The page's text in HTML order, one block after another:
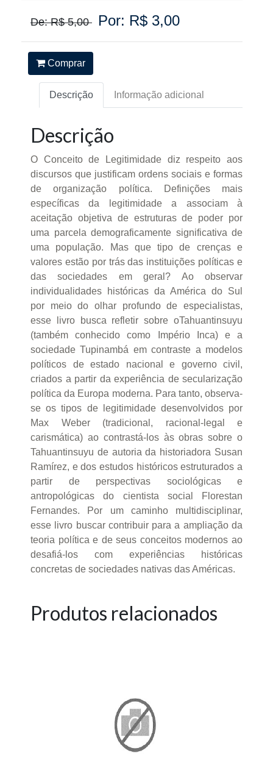
De: R$ 5,00 Por: R$ 3,00
Comprar
Descrição Informação adicional
Descrição
O Conceito de Legitimidade diz respeito aos
discursos que justificam ordens sociais e formas
de organização política. Definições mais
específicas da legitimidade a associam à
aceitação objetiva de estruturas de poder por
uma parcela demograficamente significativa de
uma população. Mas que tipo de crenças e
valores estão por trás das instituições políticas e
das sociedades em geral? Ao observar
individualidades históricas da América do Sul
por meio do olhar profundo de especialistas,
esse livro busca refletir sobre oTahuantinsuyu
(também conhecido como Império Inca) e a
sociedade Tupinambá em contraste a modelos
políticos de estado nacional e governo civil,
criados a partir da experiência de secularização
política da Europa moderna. Para tanto, observa-
se os tipos de legitimidade desenvolvidos por
Max Weber (tradicional, racional-legal e
carismática) ao contrastá-los às obras sobre o
Tahuantinsuyu de autoria da historiadora Susan
Ramírez, e dos estudos históricos estruturados a
partir de perspectivas sociológicas e
antropológicas do cientista social Florestan
Fernandes. Por um caminho multidisciplinar,
esse livro buscar contribuir para a ampliação da
teoria política e de seus conceitos modernos ao
desafiá-los com experiências históricas
concretas de sociedades nativas das Américas.
Produtos relacionados